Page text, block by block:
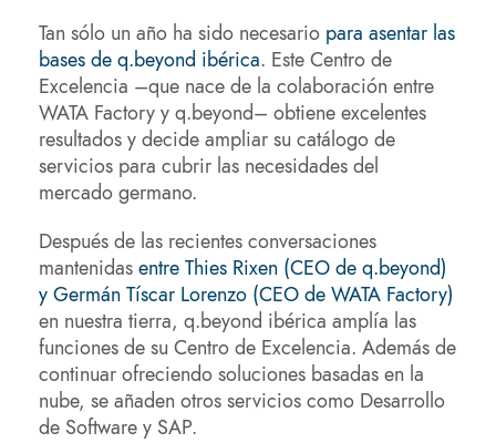
Tan sólo un año ha sido necesario para asentar las
bases de q.beyond ibérica. Este Centro de
Excelencia –que nace de la colaboración entre
WATA Factory y q.beyond– obtiene excelentes
resultados y decide ampliar su catálogo de
servicios para cubrir las necesidades del
mercado germano.
Después de las recientes conversaciones
mantenidas entre Thies Rixen (CEO de q.beyond)
y Germán Tíscar Lorenzo (CEO de WATA Factory)
en nuestra tierra, q.beyond ibérica amplía las
funciones de su Centro de Excelencia. Además de
continuar ofreciendo soluciones basadas en la
nube, se añaden otros servicios como Desarrollo
de Software y SAP.